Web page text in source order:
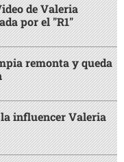
de Valeria
por el "R1"
remonta y queda
influencer Valeria